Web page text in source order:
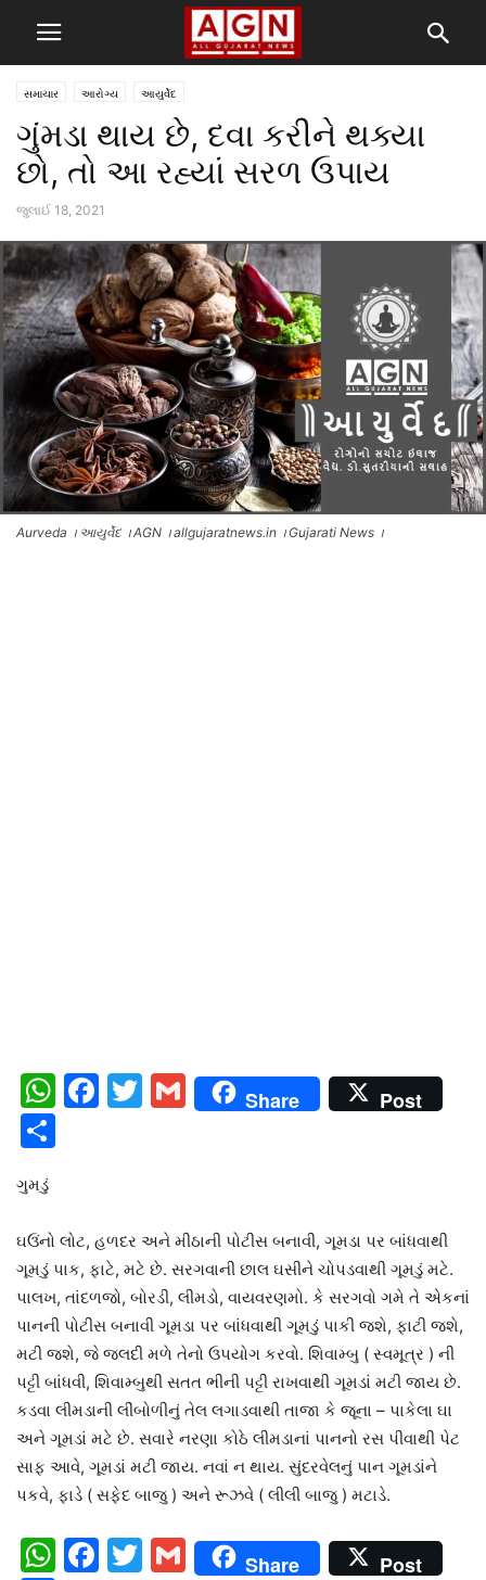
સમાચાર આરોગ્ય આયુર્વેદ
ગુંમડા થાય છે, દવા કરીને થક્યા
છો, તો આ રહ્યાં સરળ ઉપાય
જુલાઈ 18, 2021
Aurveda । આયુર્વેદ । AGN । allgujaratnews.in । Gujarati News ।
WhatsApp
Facebook
Twitter
Gmail
Share Post
ગુમડું
ઘઉંનો લોટ, હળદર અને મીઠાની પોટીસ બનાવી, ગૂમડા પર બાંધવાથી
ગૂમડું પાક, ફાટે, મટે છે. સરગવાની છાલ ઘસીને ચોપડવાથી ગૂમડું મટે.
પાલખ, તાંદળજો, બોરડી, લીમડો, વાયવરણમો. કે સરગવો ગમે તે એકનાં
પાનની પોટીસ બનાવી ગૂમડા પર બાંધવાથી ગૂમડું પાકી જશે, ફાટી જશે,
મટી જશે, જે જલદી મળે તેનો ઉપયોગ કરવો. શિવામ્બુ ( સ્વમૂત્ર ) ની
પટ્ટી બાંધવી, શિવામ્બુથી સતત ભીની પટ્ટી રાખવાથી ગૂમડાં મટી જાય છે.
કડવા લીમડાની લીંબોળીનું તેલ લગાડવાથી તાજા કે જૂના – પાકેલા ઘા
અને ગૂમડાં મટે છે. સવારે નરણા કોઠે લીમડાનાં પાનનો રસ પીવાથી પેટ
સાફ આવે, ગૂમડાં મટી જાય. નવાં ન થાય. સુંદરવેલનું પાન ગૂમડાંને
પકવે, ફાડે ( સફેદ બાજુ ) અને રૂઝવે ( લીલી બાજુ ) મટાડે.
WhatsApp
Facebook
Twitter
Gmail
Share Post